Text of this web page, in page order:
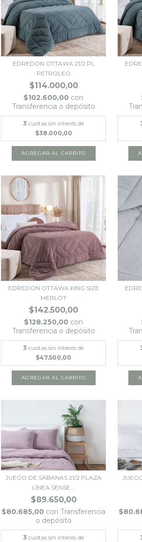
EDREDON OTTAWA 21/2 PL
PETROLEO
$114.000,00
$102.600,00 con
Transferencia o depósito
3 cuotas sin interés de
$38.000,00
EDREDON OTTAWA KING SIZE
MERLOT
$142.500,00
$128.250,00 con
Transferencia o depósito
3 cuotas sin interés de
$47.500,00
JUEGO DE SÁBANAS 21/2 PLAZA
LÍNEA SENSE...
$89.650,00
$80.685,00 con Transferencia
o depósito
3 cuotas sin interés de